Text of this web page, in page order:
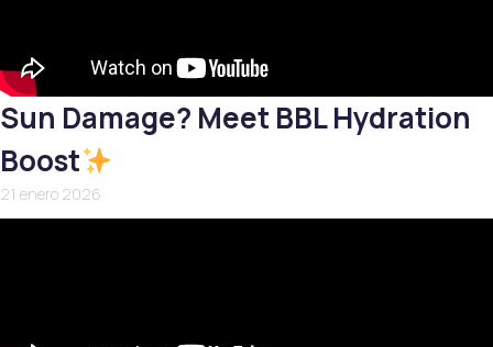
Sun Damage? Meet BBL Hydration
Boost
21 enero 2026